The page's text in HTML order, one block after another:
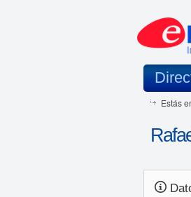
Estás